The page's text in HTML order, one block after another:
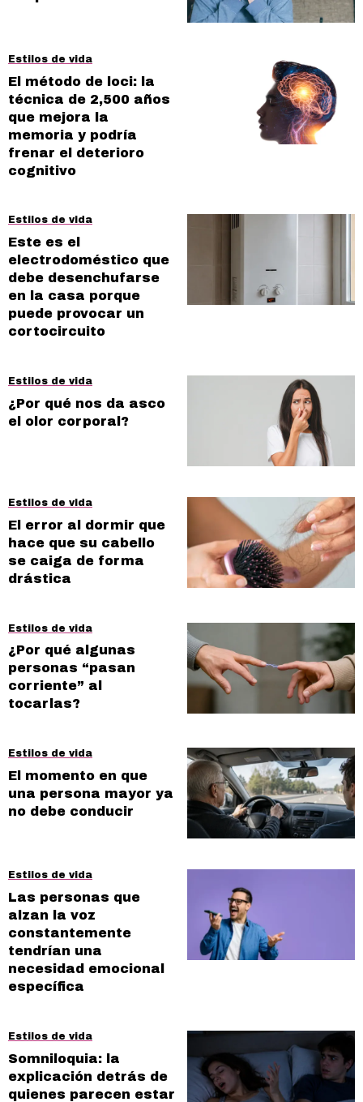
Estilos de vida
El método de loci: la
técnica de 2,500 años
que mejora la
memoria y podría
frenar el deterioro
cognitivo
Estilos de vida
Este es el
electrodoméstico que
debe desenchufarse
en la casa porque
puede provocar un
cortocircuito
Estilos de vida
¿Por qué nos da asco
el olor corporal?
Estilos de vida
El error al dormir que
hace que su cabello
se caiga de forma
drástica
Estilos de vida
¿Por qué algunas
personas “pasan
corriente” al
tocarlas?
Estilos de vida
El momento en que
una persona mayor ya
no debe conducir
Estilos de vida
Las personas que
alzan la voz
constantemente
tendrían una
necesidad emocional
específica
Estilos de vida
Somniloquia: la
explicación detrás de
quienes parecen estar